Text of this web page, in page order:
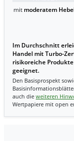
mit moderatem
Im Durchschnitt
Handel mit Turbo-
risikoreiche
geeignet.
Den Basisprospekt
auch die weiteren
Wertpapiere mit open